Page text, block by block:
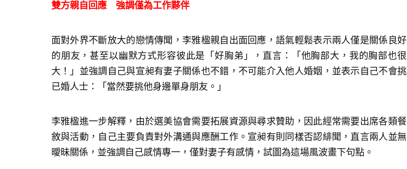
雙方親自回應 強調僅為工作夥伴
面對外界不斷放大的戀情傳聞，李雅楹親自出面回應，語氣輕鬆表示兩人僅是關係良好
的朋友，甚至以幽默方式形容彼此是「好胸弟」，直言：「他胸部大，我的胸部也很
大！」並強調自己與宣昶有妻子關係也不錯，不可能介入他人婚姻，並表示自己不會挑
已婚人士：「當然要挑他身邊單身朋友。」
李雅楹進一步解釋，由於選美協會需要拓展資源與尋求贊助，因此經常需要出席各類餐
敘與活動，自己主要負責對外溝通與應酬工作。宣昶有則同樣否認緋聞，直言兩人並無
曖昧關係，並強調自己感情專一，僅對妻子有感情，試圖為這場風波畫下句點。